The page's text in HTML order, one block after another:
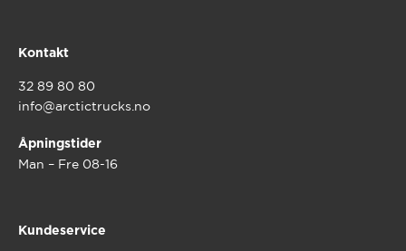
Kontakt
32 89 80 80
info@arctictrucks.no
Åpningstider
Man – Fre 08-16
Kundeservice